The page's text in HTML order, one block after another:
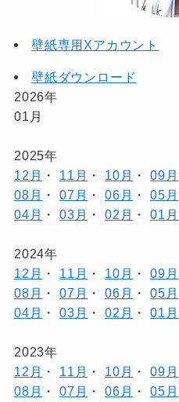
壁紙専用Xアカウント
壁紙ダウンロード
2026年
01月
2025年
12月 ・ 11月 ・ 10月 ・09月
08月 ・ 07月 ・ 06月 ・05月
04月 ・ 03月 ・ 02月 ・01月
2024年
12月 ・ 11月 ・ 10月 ・09月
08月 ・ 07月 ・ 06月 ・05月
04月 ・ 03月 ・ 02月 ・01月
2023年
12月 ・ 11月 ・ 10月 ・09月
08月 ・ 07月 ・ 06月 ・05月